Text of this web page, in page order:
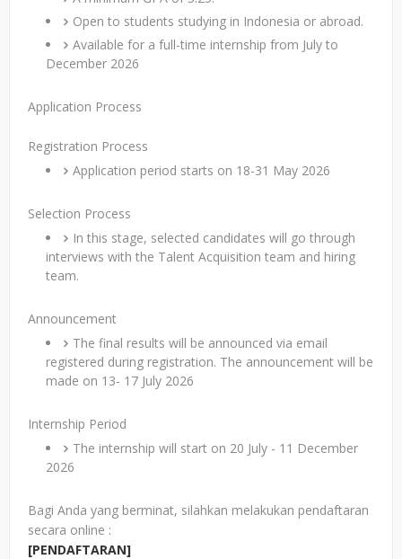
Open to students studying in Indonesia or abroad.
Available for a full-time internship from July to
December 2026
Application Process
Registration Process
Application period starts on 18-31 May 2026
Selection Process
In this stage, selected candidates will go through
interviews with the Talent Acquisition team and hiring
team.
Announcement
The final results will be announced via email
registered during registration. The announcement will be
made on 13- 17 July 2026
Internship Period
The internship will start on 20 July - 11 December
2026
Bagi Anda yang berminat, silahkan melakukan pendaftaran
secara online :
[PENDAFTARAN]